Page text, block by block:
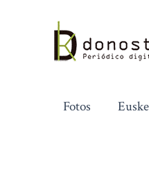
contenido
Fotos